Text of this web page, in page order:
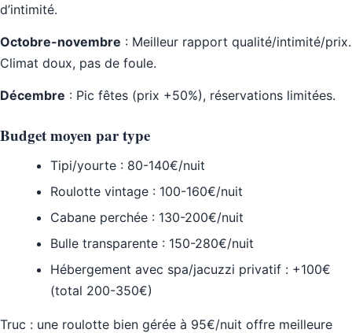
d’intimité.
Octobre-novembre : Meilleur rapport qualité/intimité/prix.
Climat doux, pas de foule.
Décembre : Pic fêtes (prix +50%), réservations limitées.
Budget moyen par type
Tipi/yourte : 80-140€/nuit
Roulotte vintage : 100-160€/nuit
Cabane perchée : 130-200€/nuit
Bulle transparente : 150-280€/nuit
Hébergement avec spa/jacuzzi privatif : +100€
(total 200-350€)
Truc : une roulotte bien gérée à 95€/nuit offre meilleure